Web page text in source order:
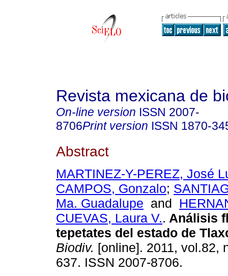
Revista mexicana de
On-line version ISSN 2007-
8706Print version ISSN 1870-
Abstract
MARTINEZ-Y-PEREZ, José
CAMPOS, Gonzalo;
Ma. Guadalupe and
CUEVAS, Laura V.. Análisis
tepetates del estado de
Biodiv. [online]. 2011, vol.82,
637. ISSN 2007-8706.